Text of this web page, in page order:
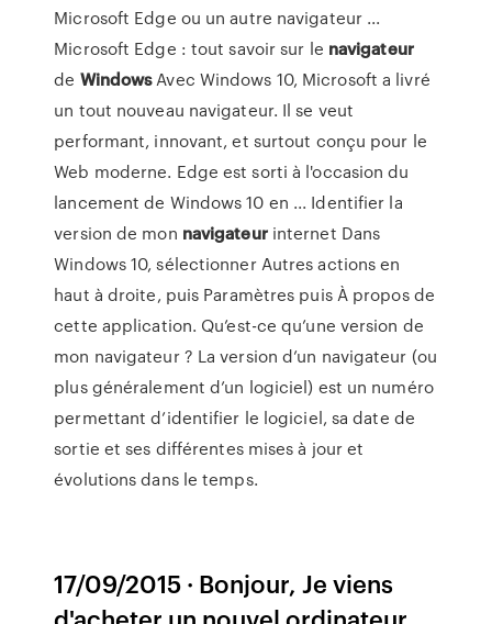
Microsoft Edge ou un autre navigateur ...
Microsoft Edge : tout savoir sur le navigateur
de WindowsAvec Windows 10, Microsoft a livré
un tout nouveau navigateur. Il se veut
performant, innovant, et surtout conçu pour le
Web moderne. Edge est sorti à l'occasion du
lancement de Windows 10 en ... Identifier la
version de mon navigateurinternet Dans
Windows 10, sélectionner Autres actions en
haut à droite, puis Paramètres puis À propos de
cette application. Qu’est-ce qu’une version de
mon navigateur ? La version d’un navigateur (ou
plus généralement d’un logiciel) est un numéro
permettant d’identifier le logiciel, sa date de
sortie et ses différentes mises à jour et
évolutions dans le temps.
17/09/2015 · Bonjour, Je viens